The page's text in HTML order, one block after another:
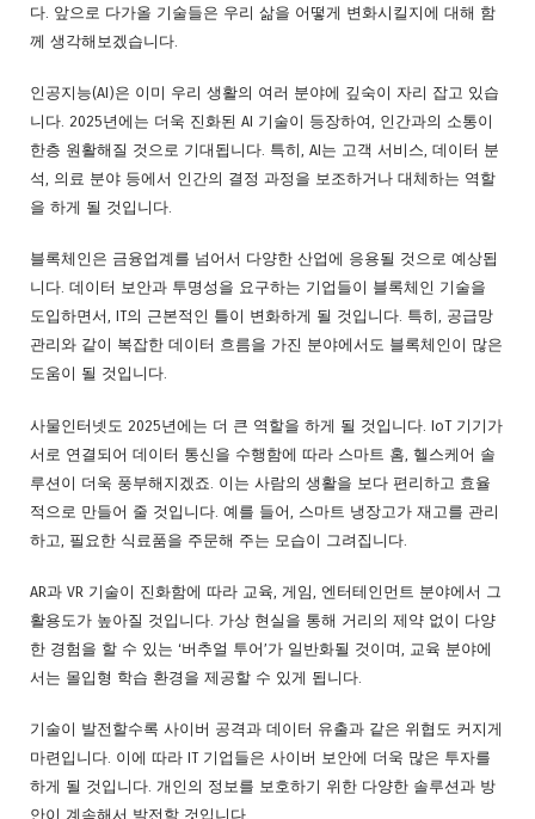
다. 앞으로 다가올 기술들은 우리 삶을 어떻게 변화시킬지에 대해 함
께 생각해보겠습니다.
인공지능(AI)은 이미 우리 생활의 여러 분야에 깊숙이 자리 잡고 있습
니다. 2025년에는 더욱 진화된 AI 기술이 등장하여, 인간과의 소통이
한층 원활해질 것으로 기대됩니다. 특히, AI는 고객 서비스, 데이터 분
석, 의료 분야 등에서 인간의 결정 과정을 보조하거나 대체하는 역할
을 하게 될 것입니다.
블록체인은 금융업계를 넘어서 다양한 산업에 응용될 것으로 예상됩
니다. 데이터 보안과 투명성을 요구하는 기업들이 블록체인 기술을
도입하면서, IT의 근본적인 틀이 변화하게 될 것입니다. 특히, 공급망
관리와 같이 복잡한 데이터 흐름을 가진 분야에서도 블록체인이 많은
도움이 될 것입니다.
사물인터넷도 2025년에는 더 큰 역할을 하게 될 것입니다. IoT 기기가
서로 연결되어 데이터 통신을 수행함에 따라 스마트 홈, 헬스케어 솔
루션이 더욱 풍부해지겠죠. 이는 사람의 생활을 보다 편리하고 효율
적으로 만들어 줄 것입니다. 예를 들어, 스마트 냉장고가 재고를 관리
하고, 필요한 식료품을 주문해 주는 모습이 그려집니다.
AR과 VR 기술이 진화함에 따라 교육, 게임, 엔터테인먼트 분야에서 그
활용도가 높아질 것입니다. 가상 현실을 통해 거리의 제약 없이 다양
한 경험을 할 수 있는 ‘버추얼 투어’가 일반화될 것이며, 교육 분야에
서는 몰입형 학습 환경을 제공할 수 있게 됩니다.
기술이 발전할수록 사이버 공격과 데이터 유출과 같은 위협도 커지게
마련입니다. 이에 따라 IT 기업들은 사이버 보안에 더욱 많은 투자를
하게 될 것입니다. 개인의 정보를 보호하기 위한 다양한 솔루션과 방
안이 계속해서 발전할 것입니다.